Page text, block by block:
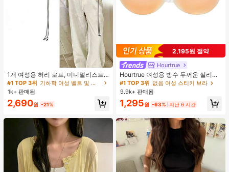
1개 여성용 허리 로프, 미니멀리스트
보헤미안 패션 매듭 허리 벨트, 드레
스, 캐주얼 팬츠와 함께 일상 착용에
적합한 장식용 허리 액세서리
거의 매진!
#1 TOP 3위
기하학 여성 벨트 및 벨트 액세서리
거의 매진!
#1 TOP 3위
기하학 여성 벨트 및 벨트 액세서리
거의 매진!
#1 TOP 3위
1k+ 판매됨
2,690원 -21%
2,195원 절약
Hourtrue
Hourtrue 여성용 방수 두꺼운 실리콘
가슴 페탈, 작은 가슴 리프트업 & 푸시
인용, 웨딩 촬영 및 들러리용
#1 TOP 3위 없음 여성 스티키 브라
9.9k+ 판매됨
1,295원 -63% 지난 6 시간